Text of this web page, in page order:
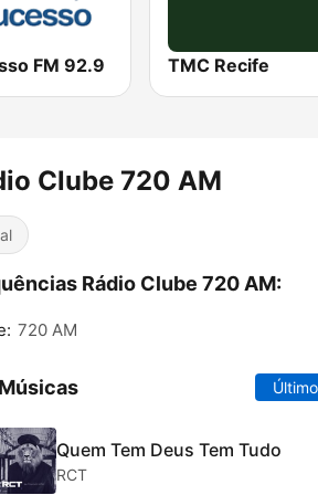
FM 92.9 TMC Recife
Clube 720 AM
Rádio Clube 720 AM:
720 AM
Quem Tem Deus Tem Tudo
RCT